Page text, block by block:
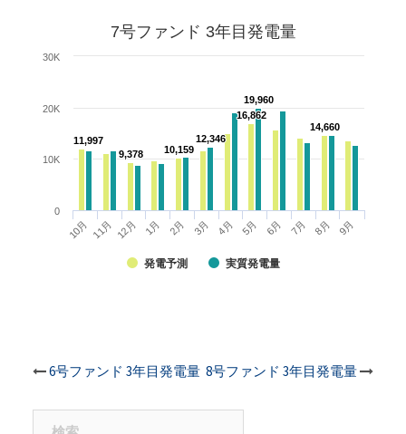
7号ファンド 3年目発電量
11,997
11,997
9,378
9,378 10,159
10,159
16,862
16,862
14,660
14,660
12,346
12,346
19,960
19,960
発電予測 実質発電量
10月 11月 12月 1月 2月 3月 4月 5月 6月 7月 8月 9月
0
10K
20K
30K
投
稿
6号ファンド 3年目発電量 8号ファンド 3年目発電量